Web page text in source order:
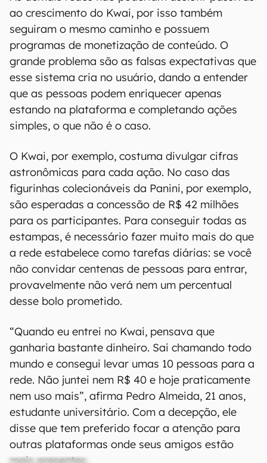
ao crescimento do Kwai, por isso também
seguiram o mesmo caminho e possuem
programas de monetização de conteúdo. O
grande problema são as falsas expectativas que
esse sistema cria no usuário, dando a entender
que as pessoas podem enriquecer apenas
estando na plataforma e completando ações
simples, o que não é o caso.
O Kwai, por exemplo, costuma divulgar cifras
astronômicas para cada ação. No caso das
figurinhas colecionáveis da Panini, por exemplo,
são esperadas a concessão de R$ 42 milhões
para os participantes. Para conseguir todas as
estampas, é necessário fazer muito mais do que
a rede estabelece como tarefas diárias: se você
não convidar centenas de pessoas para entrar,
provavelmente não verá nem um percentual
desse bolo prometido.
“Quando eu entrei no Kwai, pensava que
ganharia bastante dinheiro. Sai chamando todo
mundo e consegui levar umas 10 pessoas para a
rede. Não juntei nem R$ 40 e hoje praticamente
nem uso mais”, afirma Pedro Almeida, 21 anos,
estudante universitário. Com a decepção, ele
disse que tem preferido focar a atenção para
outras plataformas onde seus amigos estão
mais presentes.